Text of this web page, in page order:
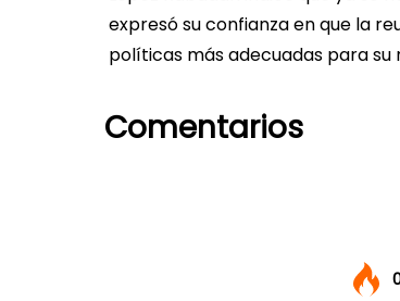
expresó su confianza en que la
políticas más adecuadas para su
Comentarios